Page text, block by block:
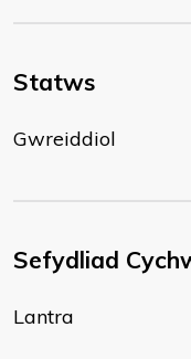
Statws
Gwreiddiol
Sefydliad
Lantra